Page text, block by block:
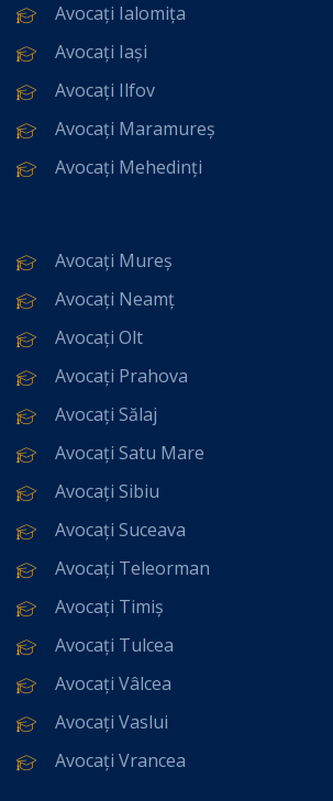
Avocați Ialomița
Avocați Iași
Avocați Ilfov
Avocați Maramureș
Avocați Mehedinți
Avocați Mureș
Avocați Neamț
Avocați Olt
Avocați Prahova
Avocați Sălaj
Avocați Satu Mare
Avocați Sibiu
Avocați Suceava
Avocați Teleorman
Avocați Timiș
Avocați Tulcea
Avocați Vâlcea
Avocați Vaslui
Avocați Vrancea